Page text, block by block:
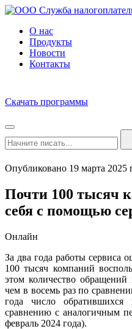
О нас
Продукты
Новости
Контакты
Скачать программы
Опубликовано 19 марта 2025
Почти 100 тысяч
себя с помощью
Онлайн
За два года работы сервиса
100 тысяч компаний
этом количество
чем в восемь раз по
года число
сравнению с аналогичным
февраль 2024 года).